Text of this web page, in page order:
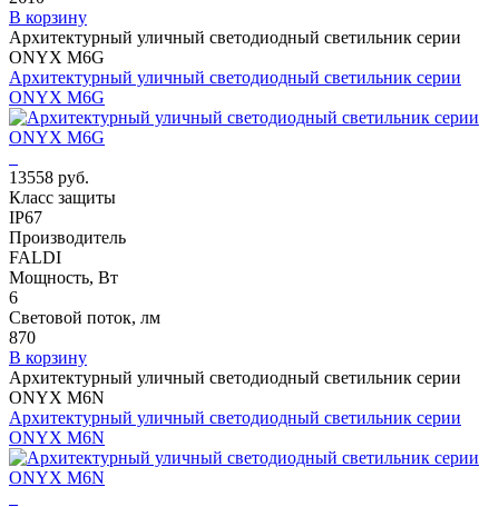
В корзину
Архитектурный уличный светодиодный светильник серии
ONYX M6G
Архитектурный уличный светодиодный светильник серии
ONYX M6G
13558 руб.
Класс защиты
IP67
Производитель
FALDI
Мощность, Вт
6
Световой поток, лм
870
В корзину
Архитектурный уличный светодиодный светильник серии
ONYX M6N
Архитектурный уличный светодиодный светильник серии
ONYX M6N